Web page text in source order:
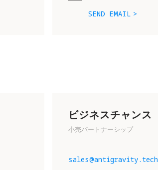
SEND EMAIL
ビジネスチャンス
小売パートナーシップ
sales@antigravity.tech
、あなたのことを